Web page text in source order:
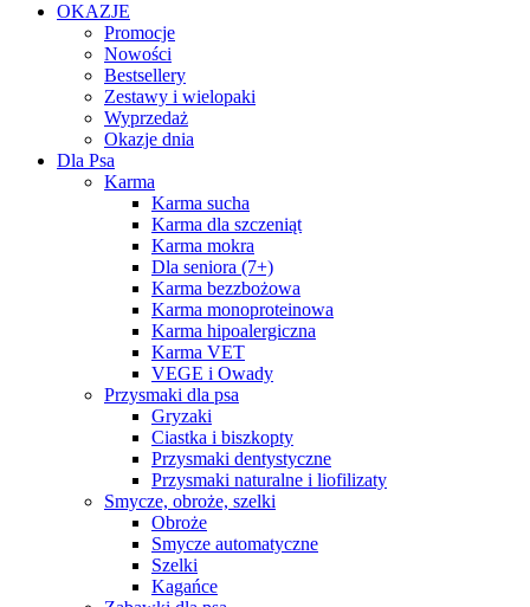
OKAZJE
Promocje
Nowości
Bestsellery
Zestawy i wielopaki
Wyprzedaż
Okazje dnia
Dla Psa
Karma
Karma sucha
Karma dla szczeniąt
Karma mokra
Dla seniora (7+)
Karma bezzbożowa
Karma monoproteinowa
Karma hipoalergiczna
Karma VET
VEGE i Owady
Przysmaki dla psa
Gryzaki
Ciastka i biszkopty
Przysmaki dentystyczne
Przysmaki naturalne i liofilizaty
Smycze, obroże, szelki
Obroże
Smycze automatyczne
Szelki
Kagańce